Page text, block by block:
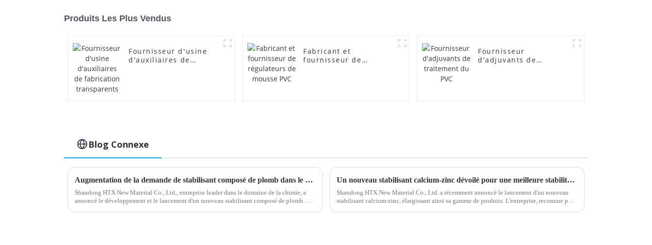
Produits Les Plus Vendus
Fournisseur d'usine
d'auxiliaires de
Fabricant et
fournisseur de
Fournisseur
d'adjuvants de
Blog Connexe
Augmentation de la demande de stabilisant composé de plomb dans le secteur de la construction
Shandong HTX New Material Co., Ltd., entreprise leader dans le domaine de la chimie, a
annoncé le développement et le lancement d'un nouveau stabilisant composé de plomb. Ce
Un nouveau stabilisant calcium-zinc dévoilé pour une meilleure stabilité du produit
Shandong HTX New Material Co., Ltd. a récemment annoncé le lancement d'un nouveau
stabilisant calcium-zinc, élargissant ainsi sa gamme de produits. L'entreprise, reconnue pour